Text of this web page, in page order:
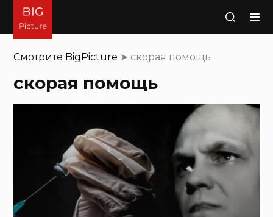
Поиск
Смотрите BigPicture ➤ скорая помощь
скорая помощь